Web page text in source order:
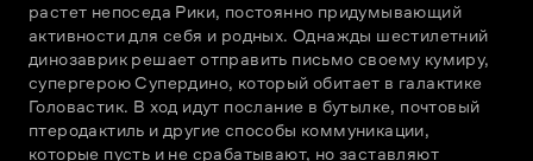
растет непоседа Рики, постоянно придумывающий
активности для себя и родных. Однажды шестилетний
динозаврик решает отправить письмо своему кумиру,
супергерою Супердино, который обитает в галактике
Головастик. В ход идут послание в бутылке, почтовый
птеродактиль и другие способы коммуникации,
которые пусть и не срабатывают, но заставляют